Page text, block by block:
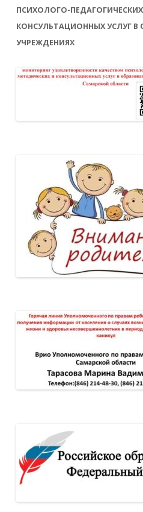
ПСИХОЛОГО-
КОНСУЛЬТАЦИОННЫХ УСЛУГ В
УЧРЕЖДЕНИЯХ